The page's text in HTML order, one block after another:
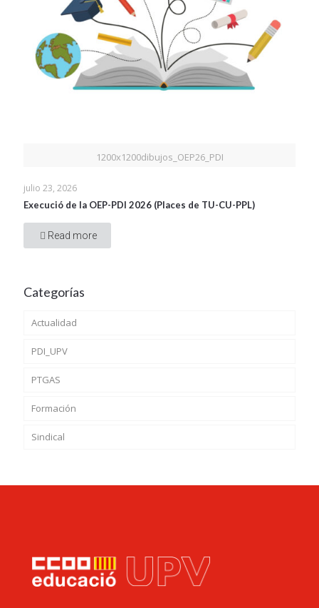
1200x1200dibujos_OEP26_PDI
julio 23, 2026
Execució de la OEP-PDI 2026 (Places de TU-CU-PPL)
Read more
Categorías
Actualidad
PDI_UPV
PTGAS
Formación
Sindical